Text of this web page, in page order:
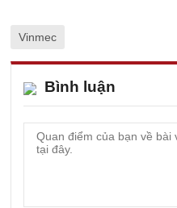
Vinmec
Bình luận